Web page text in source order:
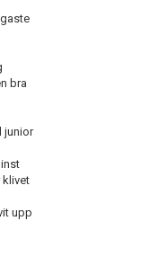
bra
junior
klivet
upp